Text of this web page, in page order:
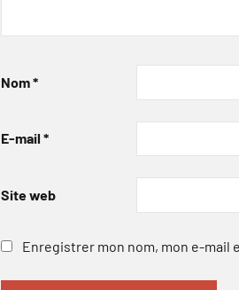
Nom*
E-mail *
Site web
Enregistrer mon nom, mon e-mail